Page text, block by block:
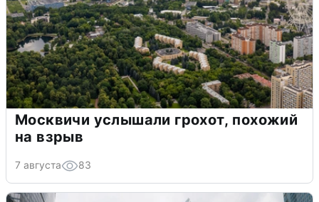
Москвичи услышали грохот, похожий
на взрыв
7 августа 83